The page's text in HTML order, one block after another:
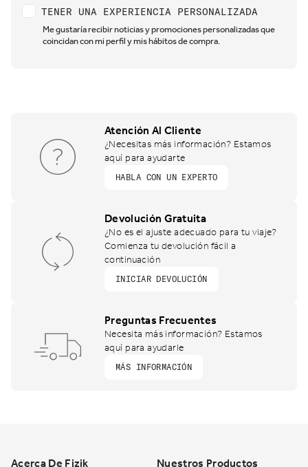
Have a personalised experience
TENER UNA EXPERIENCIA PERSONALIZADA
Me gustaría recibir noticias y promociones personalizadas que
coincidan con mi perfil y mis hábitos de compra.
Atención Al Cliente
¿Necesitas más información? Estamos
aquí para ayudarte
HABLA CON UN EXPERTO
Devolución Gratuita
¿No es el ajuste adecuado para tu viaje?
Comienza tu devolución fácil a
continuación
INICIAR DEVOLUCIÓN
Preguntas Frecuentes
Necesita más información? Estamos
aquí para ayudarle
MÁS INFORMACIÓN
Acerca De Fizik Nuestros Productos